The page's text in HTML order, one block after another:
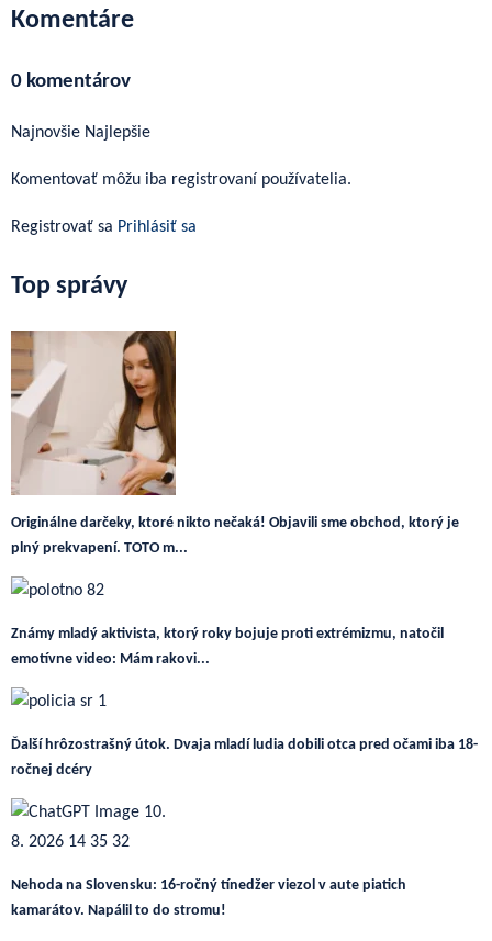
Komentáre
0 komentárov
Najnovšie Najlepšie
Komentovať môžu iba registrovaní používatelia.
Registrovať sa Prihlásiť sa
Top správy
Originálne darčeky, ktoré nikto nečaká! Objavili sme obchod, ktorý je
plný prekvapení. TOTO m...
Známy mladý aktivista, ktorý roky bojuje proti extrémizmu, natočil
emotívne video: Mám rakovi...
Ďalší hrôzostrašný útok. Dvaja mladí ludia dobili otca pred očami iba 18-
ročnej dcéry
Nehoda na Slovensku: 16-ročný tínedžer viezol v aute piatich
kamarátov. Napálil to do stromu!